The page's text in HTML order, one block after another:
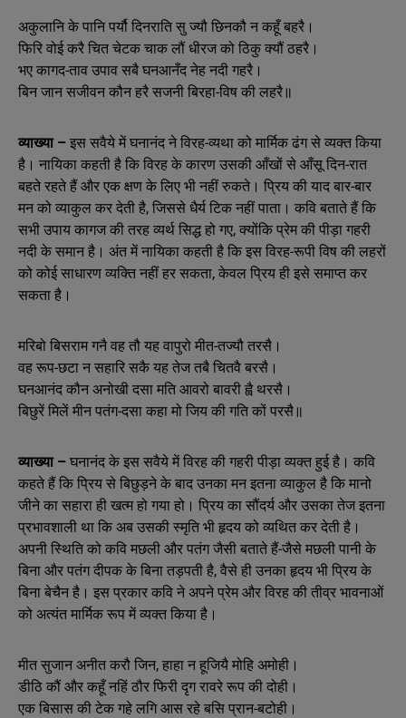
अकुलानि के पानि पर्यौ दिनराति सु ज्यौ छिनकौ न कहूँ बहरै।
फिरि वोई करै चित चेटक चाक लौं धीरज को ठिकु क्यौं ठहरै।
भए कागद-ताव उपाव सबै घनआनँद नेह नदी गहरै।
बिन जान सजीवन कौन हरै सजनी बिरहा-विष की लहरै॥
व्याख्या – इस सवैये में घनानंद ने विरह-व्यथा को मार्मिक ढंग से व्यक्त किया
है। नायिका कहती है कि विरह के कारण उसकी आँखों से आँसू दिन-रात
बहते रहते हैं और एक क्षण के लिए भी नहीं रुकते। प्रिय की याद बार-बार
मन को व्याकुल कर देती है, जिससे धैर्य टिक नहीं पाता। कवि बताते हैं कि
सभी उपाय कागज की तरह व्यर्थ सिद्ध हो गए, क्योंकि प्रेम की पीड़ा गहरी
नदी के समान है। अंत में नायिका कहती है कि इस विरह-रूपी विष की लहरों
को कोई साधारण व्यक्ति नहीं हर सकता, केवल प्रिय ही इसे समाप्त कर
सकता है।
मरिबो बिसराम गनै वह तौ यह वापुरो मीत-तज्यौ तरसै।
वह रूप-छटा न सहारि सकै यह तेज तबै चितवै बरसै।
घनआनंद कौन अनोखी दसा मति आवरो बावरी ह्वै थरसै।
बिछुरें मिलें मीन पतंग-दसा कहा मो जिय की गति कों परसै॥
व्याख्या – घनानंद के इस सवैये में विरह की गहरी पीड़ा व्यक्त हुई है। कवि
कहते हैं कि प्रिय से बिछुड़ने के बाद उनका मन इतना व्याकुल है कि मानो
जीने का सहारा ही खत्म हो गया हो। प्रिय का सौंदर्य और उसका तेज इतना
प्रभावशाली था कि अब उसकी स्मृति भी हृदय को व्यथित कर देती है।
अपनी स्थिति को कवि मछली और पतंग जैसी बताते हैं-जैसे मछली पानी के
बिना और पतंग दीपक के बिना तड़पती है, वैसे ही उनका हृदय भी प्रिय के
बिना बेचैन है। इस प्रकार कवि ने अपने प्रेम और विरह की तीव्र भावनाओं
को अत्यंत मार्मिक रूप में व्यक्त किया है।
मीत सुजान अनीत करौ जिन, हाहा न हूजियै मोहि अमोही।
डीठि कौं और कहूँ नहिं ठौर फिरी दृग रावरे रूप की दोही।
एक बिसास की टेक गहे लगि आस रहे बसि प्रान-बटोही।